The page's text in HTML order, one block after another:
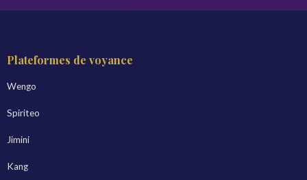
Plateformes de voyance
Wengo
Spiriteo
Jimini
Kang